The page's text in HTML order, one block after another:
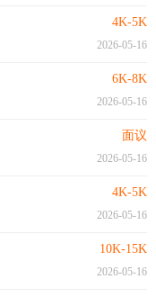
4K-5K
2026-05-16
6K-8K
2026-05-16
面议
2026-05-16
4K-5K
2026-05-16
10K-15K
2026-05-16